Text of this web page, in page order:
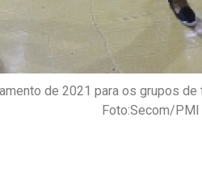
de 2021 para os grupos
Foto:Secom/PMI